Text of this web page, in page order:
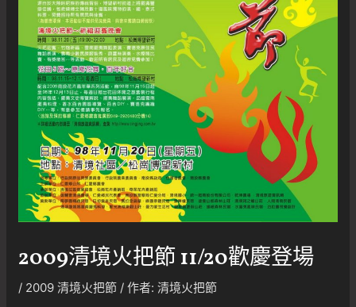
2009清境火把節 11/20歡慶登場
/ 2009 清境火把節 / 作者:清境火把節